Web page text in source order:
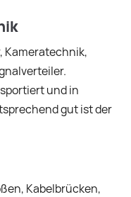
Kameratechnik,
und in
gut ist der
Kabelbrücken,